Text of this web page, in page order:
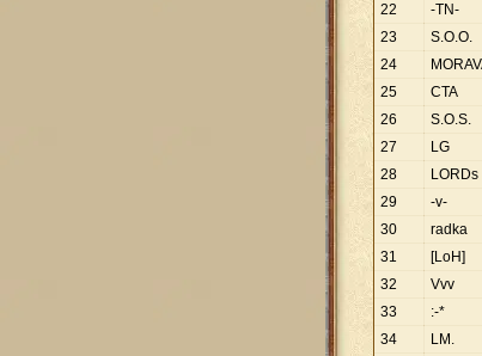
22
-TN-
23
S.O.O.
24
25
CTA
26
S.O.S.
27
LG
28
LORDs
29
-v-
30
radka
31
[LoH]
32
Vvv
33
:-*
34
LM.